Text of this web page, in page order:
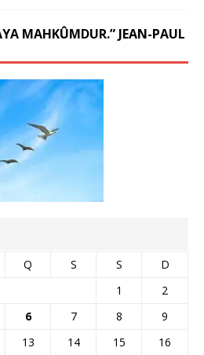
MAHKÛMDUR.” JEAN-PAUL
Q S S
D
1
2
6 7 8
9
13 14 15 16